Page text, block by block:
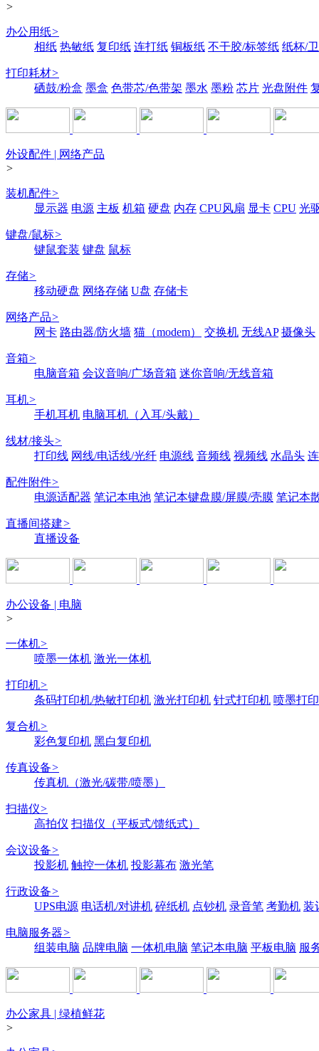
>
办公用纸>
相纸 热敏纸 复印纸 连打纸 铜板纸 不干胶/标签纸 纸杯/
打印耗材>
硒鼓/粉盒 墨盒 色带芯/色带架 墨水 墨粉 芯片 光盘附件
外设配件 | 网络产品
>
装机配件>
显示器 电源 主板 机箱 硬盘 内存 CPU风扇 显卡 CPU 光
键盘/鼠标>
键鼠套装 键盘 鼠标
存储>
移动硬盘 网络存储 U盘 存储卡
网络产品>
网卡 路由器/防火墙 猫（modem） 交换机 无线AP 摄像头
音箱>
电脑音箱 会议音响/广场音箱 迷你音响/无线音箱
耳机>
手机耳机 电脑耳机（入耳/头戴）
线材/接头>
打印线 网线/电话线/光纤 电源线 音频线 视频线 水晶头
配件附件>
电源适配器 笔记本电池 笔记本键盘膜/屏膜/壳膜 笔记本
直播间搭建>
直播设备
办公设备 | 电脑
>
一体机>
喷墨一体机 激光一体机
打印机>
条码打印机/热敏打印机 激光打印机 针式打印机 喷墨打
复合机>
彩色复印机 黑白复印机
传真设备>
传真机（激光/碳带/喷墨）
扫描仪>
高拍仪 扫描仪（平板式/馈纸式）
会议设备>
投影机 触控一体机 投影幕布 激光笔
行政设备>
UPS电源 电话机/对讲机 碎纸机 点钞机 录音笔 考勤机 装
电脑服务器>
组装电脑 品牌电脑 一体机电脑 笔记本电脑 平板电脑 服
办公家具 | 绿植鲜花
>